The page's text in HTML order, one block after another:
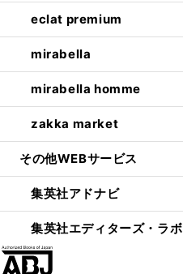
eclat premium
mirabella
mirabella homme
zakka market
その他WEBサービス
集英社アドナビ
集英社エディターズ・ラボ